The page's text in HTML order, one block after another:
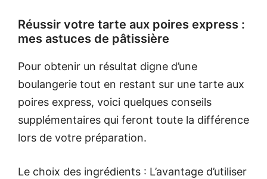
Réussir votre tarte aux poires express :
mes astuces de pâtissière
Pour obtenir un résultat digne d’une
boulangerie tout en restant sur une tarte aux
poires express, voici quelques conseils
supplémentaires qui feront toute la différence
lors de votre préparation.
Le choix des ingrédients : L’avantage d’utiliser